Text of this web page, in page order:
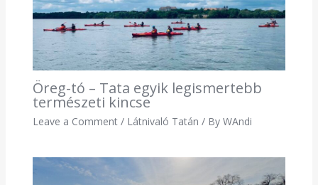
Öreg-tó – Tata egyik legismertebb
természeti kincse
Leave a Comment / Látnivaló Tatán / By WAndi